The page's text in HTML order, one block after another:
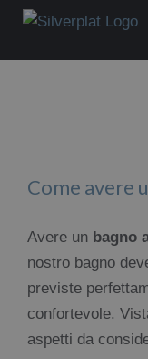
Salta
contenuto
Come avere
Avere un bagno
nostro bagno
previste
confortevole.
aspetti da